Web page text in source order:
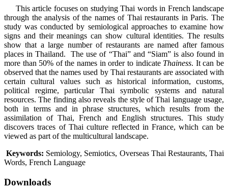
This article focuses on studying Thai words in French landscape
through the analysis of the names of Thai restaurants in Paris. The
study was conducted by semiological approaches to examine how
signs and their meanings can show cultural identities. The results
show that a large number of restaurants are named after famous
places in Thailand. The use of “Thai” and “Siam” is also found in
more than 50% of the names in order to indicate Thainess. It can be
observed that the names used by Thai restaurants are associated with
certain cultural values such as historical information, customs,
political regime, particular Thai symbolic systems and natural
resources. The finding also reveals the style of Thai language usage,
both in terms and in phrase structures, which results from the
assimilation of Thai, French and English structures. This study
discovers traces of Thai culture reflected in France, which can be
viewed as part of the multicultural landscape.
Keywords: Semiology, Semiotics, Overseas Thai Restaurants, Thai
Words, French Language
Downloads